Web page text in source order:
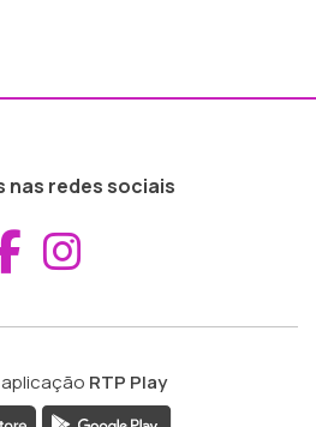
nas redes sociais
Aceder ao
RTP Play